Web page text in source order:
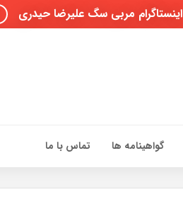
اینستاگرام مربی سگ علیرضا حیدری
گواهینامه ها تماس با ما